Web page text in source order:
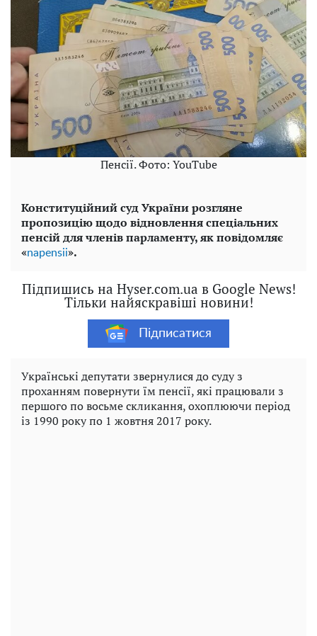
Пенсії. Фото: YouTube
Конституційний суд України розгляне
пропозицію щодо відновлення спеціальних
пенсій для членів парламенту, як повідомляє
«napensii».
Підпишись на Hyser.com.ua в Google News!
Тільки найяскравіші новини!
Підписатися
Українські депутати звернулися до суду з
проханням повернути їм пенсії, які працювали з
першого по восьме скликання, охоплюючи період
із 1990 року по 1 жовтня 2017 року.